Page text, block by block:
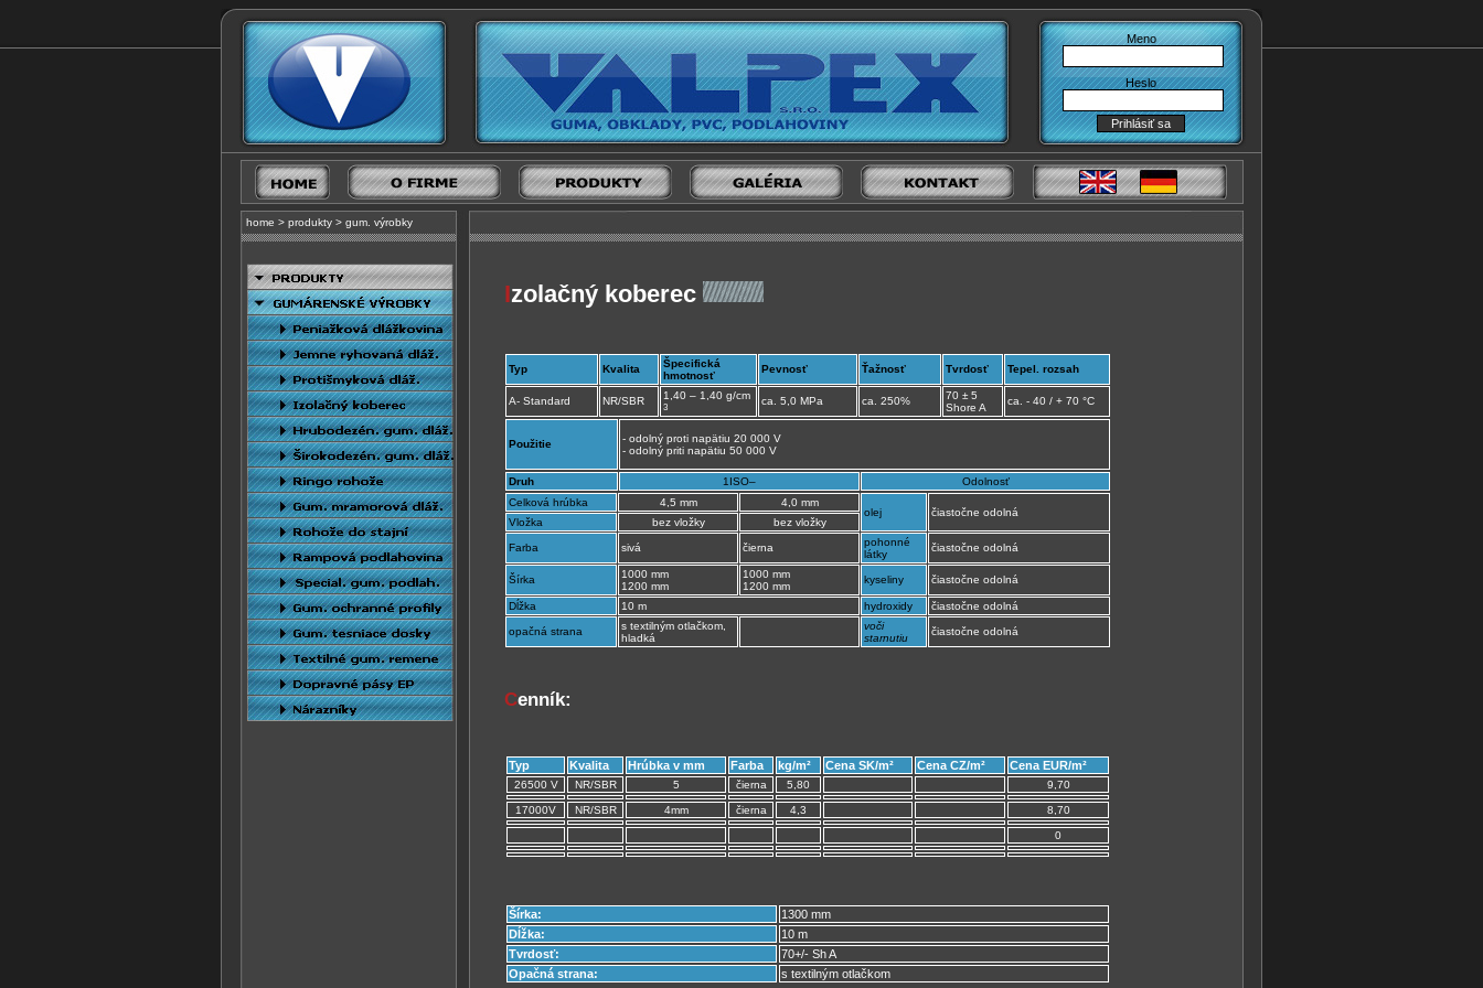
Meno
Heslo
home > produkty > gum. výrobky
Izolačný koberec
Typ Kvalita
Špecifická
hmotnosť
Pevnosť Ťažnosť Tvrdosť Tepel. rozsah
A- Standard NR/SBR 1,40 – 1,40 g/cm
3 ca. 5,0 MPa ca. 250%
70 ± 5
Shore A
ca. - 40 / + 70 °C
Použitie
- odolný proti napätiu 20 000 V
- odolný priti napätiu 50 000 V
Druh 1ISO–
Odolnosť
Celková hrúbka
4,5 mm
4,0 mm
olej
čiastočne odolná
Vložka
bez vložky bez vložky
Farba sivá čierna
pohonné
látky
čiastočne odolná
Šírka
1000 mm
1200 mm
1000 mm
1200 mm
kyseliny čiastočne odolná
Dĺžka 10 m hydroxidy čiastočne odolná
opačná strana
s textilným otlačkom,
hladká
voči
starnutiu
čiastočne odolná
Cenník:
Typ Kvalita Hrúbka v mm Farba kg/m² Cena SK/m² Cena CZ/m² Cena EUR/m²
26500 V NR/SBR 5 čierna 5,80 9,70
17000V NR/SBR 4mm čierna 4,3 8,70
0
Šírka:
1300 mm
Dĺžka:
10 m
Tvrdosť:
70+/- Sh A
Opačná strana:
s textilným otlačkom